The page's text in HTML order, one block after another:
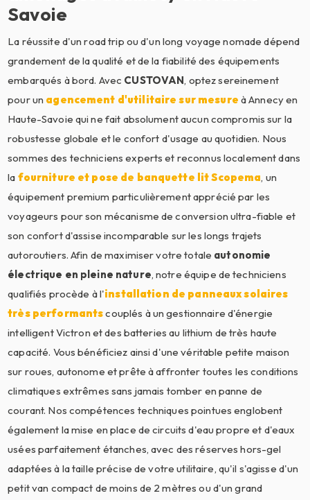
Savoie
La réussite d'un road trip ou d'un long voyage nomade dépend
grandement de la qualité et de la fiabilité des équipements
embarqués à bord. Avec CUSTOVAN, optez sereinement
pour un agencement d'utilitaire sur mesure à Annecy en
Haute-Savoie qui ne fait absolument aucun compromis sur la
robustesse globale et le confort d'usage au quotidien. Nous
sommes des techniciens experts et reconnus localement dans
la fourniture et pose de banquette lit Scopema, un
équipement premium particulièrement apprécié par les
voyageurs pour son mécanisme de conversion ultra-fiable et
son confort d'assise incomparable sur les longs trajets
autoroutiers. Afin de maximiser votre totale autonomie
électrique en pleine nature, notre équipe de techniciens
qualifiés procède à l'installation de panneaux solaires
très performantscouplés à un gestionnaire d'énergie
intelligent Victron et des batteries au lithium de très haute
capacité. Vous bénéficiez ainsi d'une véritable petite maison
sur roues, autonome et prête à affronter toutes les conditions
climatiques extrêmes sans jamais tomber en panne de
courant. Nos compétences techniques pointues englobent
également la mise en place de circuits d'eau propre et d'eaux
usées parfaitement étanches, avec des réserves hors-gel
adaptées à la taille précise de votre utilitaire, qu'il s'agisse d'un
petit van compact de moins de 2 mètres ou d'un grand